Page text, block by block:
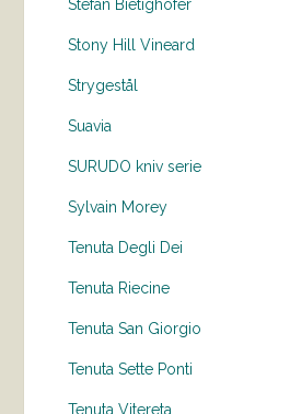
Stefan Bietighöfer
Stony Hill Vineard
Strygestål
Suavia
SURUDO kniv serie
Sylvain Morey
Tenuta Degli Dei
Tenuta Riecine
Tenuta San Giorgio
Tenuta Sette Ponti
Tenuta Vitereta